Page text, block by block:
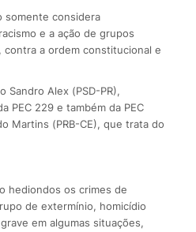
somente considera
e a ação de grupos
contra a ordem constitucional e
Sandro Alex (PSD-PR),
PEC 229 e também da PEC
Martins (PRB-CE), que trata do
hediondos os crimes de
de extermínio, homicídio
em algumas situações,